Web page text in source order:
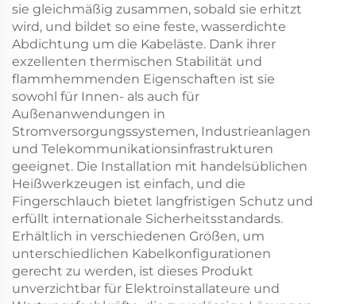
sie gleichmäßig zusammen, sobald sie erhitzt
wird, und bildet so eine feste, wasserdichte
Abdichtung um die Kabeläste. Dank ihrer
exzellenten thermischen Stabilität und
flammhemmenden Eigenschaften ist sie
sowohl für Innen- als auch für
Außenanwendungen in
Stromversorgungssystemen, Industrieanlagen
und Telekommunikationsinfrastrukturen
geeignet. Die Installation mit handelsüblichen
Heißwerkzeugen ist einfach, und die
Fingerschlauch bietet langfristigen Schutz und
erfüllt internationale Sicherheitsstandards.
Erhältlich in verschiedenen Größen, um
unterschiedlichen Kabelkonfigurationen
gerecht zu werden, ist dieses Produkt
unverzichtbar für Elektroinstallateure und